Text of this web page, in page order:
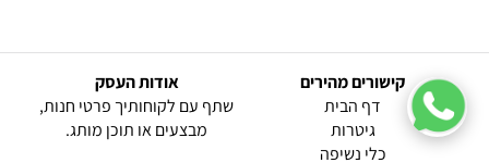
קישורים מהירים
דף הבית
גיטרות
כלי נשיפה
אודות העסק
שתף עם לקוחותיך פרטי חנות,
מבצעים או תוכן מותג.